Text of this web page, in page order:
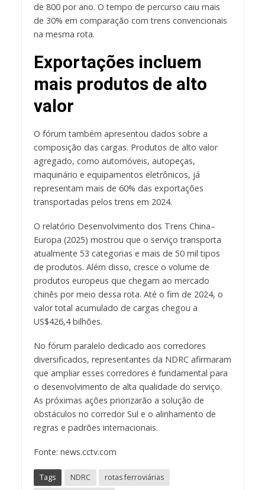
de 800 por ano. O tempo de percurso caiu mais
de 30% em comparação com trens convencionais
na mesma rota.
Exportações incluem
mais produtos de alto
valor
O fórum também apresentou dados sobre a
composição das cargas. Produtos de alto valor
agregado, como automóveis, autopeças,
maquinário e equipamentos eletrônicos, já
representam mais de 60% das exportações
transportadas pelos trens em 2024.
O relatório Desenvolvimento dos Trens China–
Europa (2025) mostrou que o serviço transporta
atualmente 53 categorias e mais de 50 mil tipos
de produtos. Além disso, cresce o volume de
produtos europeus que chegam ao mercado
chinês por meio dessa rota. Até o fim de 2024, o
valor total acumulado de cargas chegou a
US$426,4 bilhões.
No fórum paralelo dedicado aos corredores
diversificados, representantes da NDRC afirmaram
que ampliar esses corredores é fundamental para
o desenvolvimento de alta qualidade do serviço.
As próximas ações priorizarão a solução de
obstáculos no corredor Sul e o alinhamento de
regras e padrões internacionais.
Fonte: news.cctv.com
Tags NDRC rotas ferroviárias